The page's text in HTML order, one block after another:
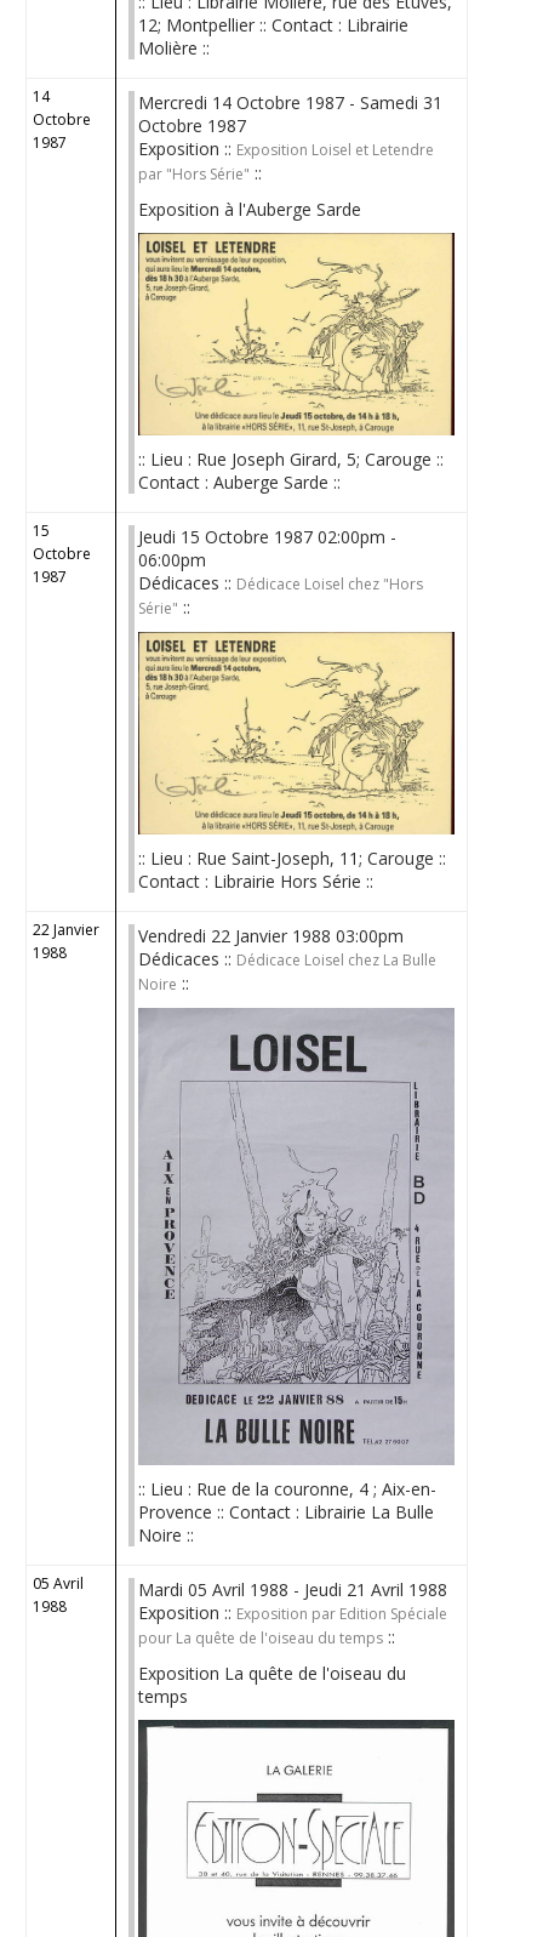
12; Montpellier :: Contact : Librairie
Molière ::
14
Octobre
1987
Mercredi 14 Octobre 1987 - Samedi 31
Octobre 1987
Exposition :: Exposition Loisel et Letendre
par "Hors Série" ::
Exposition à l'Auberge Sarde
:: Lieu : Rue Joseph Girard, 5; Carouge ::
Contact : Auberge Sarde ::
15
Octobre
1987
Jeudi 15 Octobre 1987 02:00pm -
06:00pm
Dédicaces :: Dédicace Loisel chez "Hors
Série" ::
:: Lieu : Rue Saint-Joseph, 11; Carouge ::
Contact : Librairie Hors Série ::
22 Janvier
1988
Vendredi 22 Janvier 1988 03:00pm
Dédicaces :: Dédicace Loisel chez La Bulle
Noire ::
:: Lieu : Rue de la couronne, 4 ; Aix-en-
Provence :: Contact : Librairie La Bulle
Noire ::
05 Avril
1988
Mardi 05 Avril 1988 - Jeudi 21 Avril 1988
Exposition :: Exposition par Edition Spéciale
pour La quête de l'oiseau du temps ::
Exposition La quête de l'oiseau du
temps